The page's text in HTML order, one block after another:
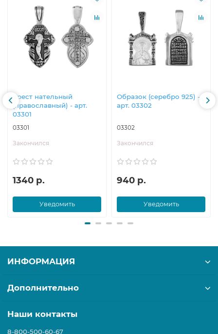
Крест нательный
(православный) - арт.
03301
03301
Закончился
1340 р.
Уведомить
Образок (серебро 925) -
арт. 03302
03302
Закончился
940 р.
Уведомить
ИНФОРМАЦИЯ
Дополнительно
Наши контакты
8-800-500-60-67